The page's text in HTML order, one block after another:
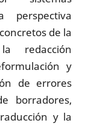
perspectiva
de la
redacción
y
de errores
borradores,
y la